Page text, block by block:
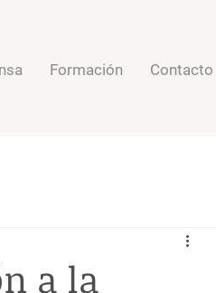
Formación Contacto
a la